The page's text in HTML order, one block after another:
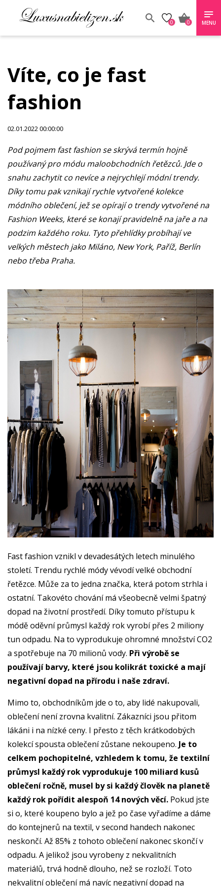
0 0 MENU
Víte, co je fast
fashion
02.01.2022 00:00:00
Pod pojmem fast fashion se skrývá termín hojně
používaný pro módu maloobchodních řetězců. Jde o
snahu zachytit co nevíce a nejrychlejí módní trendy.
Díky tomu pak vznikají rychle vytvořené kolekce
módního oblečení, jež se opírají o trendy vytvořené na
Fashion Weeks, které se konají pravidelně na jaře a na
podzim každého roku. Tyto přehlídky probíhají ve
velkých městech jako Miláno, New York, Paříž, Berlín
nebo třeba Praha.
Fast fashion vznikl v devadesátých letech minulého
století. Trendu rychlé módy vévodí velké obchodní
řetězce. Může za to jedna značka, která potom strhla i
ostatní. Takovéto chování má všeobecně velmi špatný
dopad na životní prostředí. Díky tomuto přístupu k
módě oděvní průmysl každý rok vyrobí přes 2 miliony
tun odpadu. Na to vyprodukuje ohromné množství CO2
a spotřebuje na 70 milionů vody. Při výrobě se
používají barvy, které jsou kolikrát toxické a mají
negativní dopad na přírodu i naše zdraví.
Mimo to, obchodníkům jde o to, aby lidé nakupovali,
oblečení není zrovna kvalitní. Zákazníci jsou přitom
lákáni i na nízké ceny. I přesto z těch krátkodobých
kolekcí spousta oblečení zůstane nekoupeno. Je to
celkem pochopitelné, vzhledem k tomu, že textilní
průmysl každý rok vyprodukuje 100 miliard kusů
oblečení ročně, musel by si každý člověk na planetě
každý rok pořídit alespoň 14 nových věcí. Pokud jste
si o, které koupeno bylo a jež po čase vyřadíme a dáme
do kontejnerů na textil, v second handech nakonec
neskončí. Až 85% z tohoto oblečení nakonec skončí v
odpadu. A jelikož jsou vyrobeny z nekvalitních
materiálů, trvá hodně dlouho, než se rozloží. Toto
nekvalitní oblečení má navíc negativní dopad na